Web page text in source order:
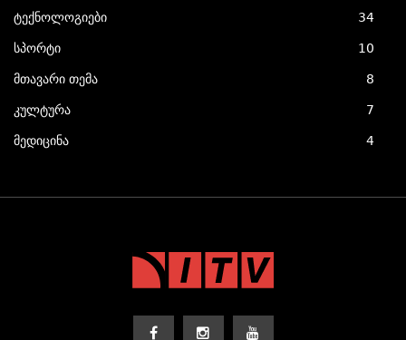
ტექნოლოგიები 34
სპორტი 10
მთავარი თემა 8
კულტურა 7
მედიცინა 4